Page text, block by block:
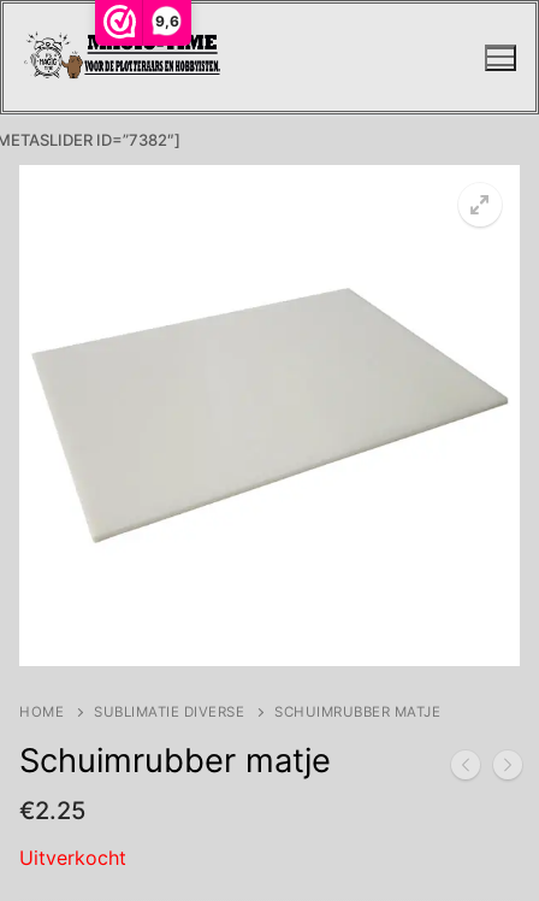
9,6
naar
ID=”7382″]
HOME SUBLIMATIE DIVERSE SCHUIMRUBBER MATJE
Schuimrubber matje
€2.25
Uitverkocht